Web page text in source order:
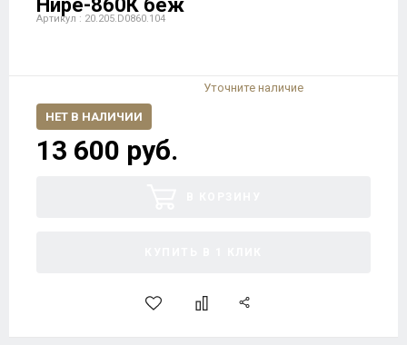
Нире-860К беж
Артикул : 20.205.D0860.104
Уточните наличие
НЕТ В НАЛИЧИИ
13 600 руб.